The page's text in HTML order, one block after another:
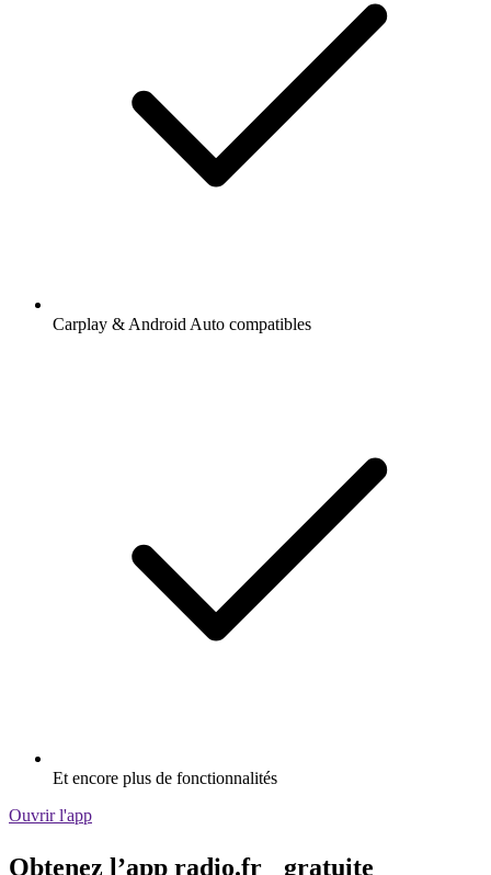
Carplay & Android Auto compatibles
Et encore plus de fonctionnalités
Ouvrir l'app
Obtenez l’app radio.fr gratuite